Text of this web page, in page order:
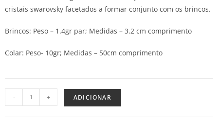
cristais swarovsky facetados a formar conjunto com os brincos.
Brincos: Peso – 1.4gr par; Medidas – 3.2 cm comprimento
Colar: Peso- 10gr; Medidas – 50cm comprimento
- + ADICIONAR